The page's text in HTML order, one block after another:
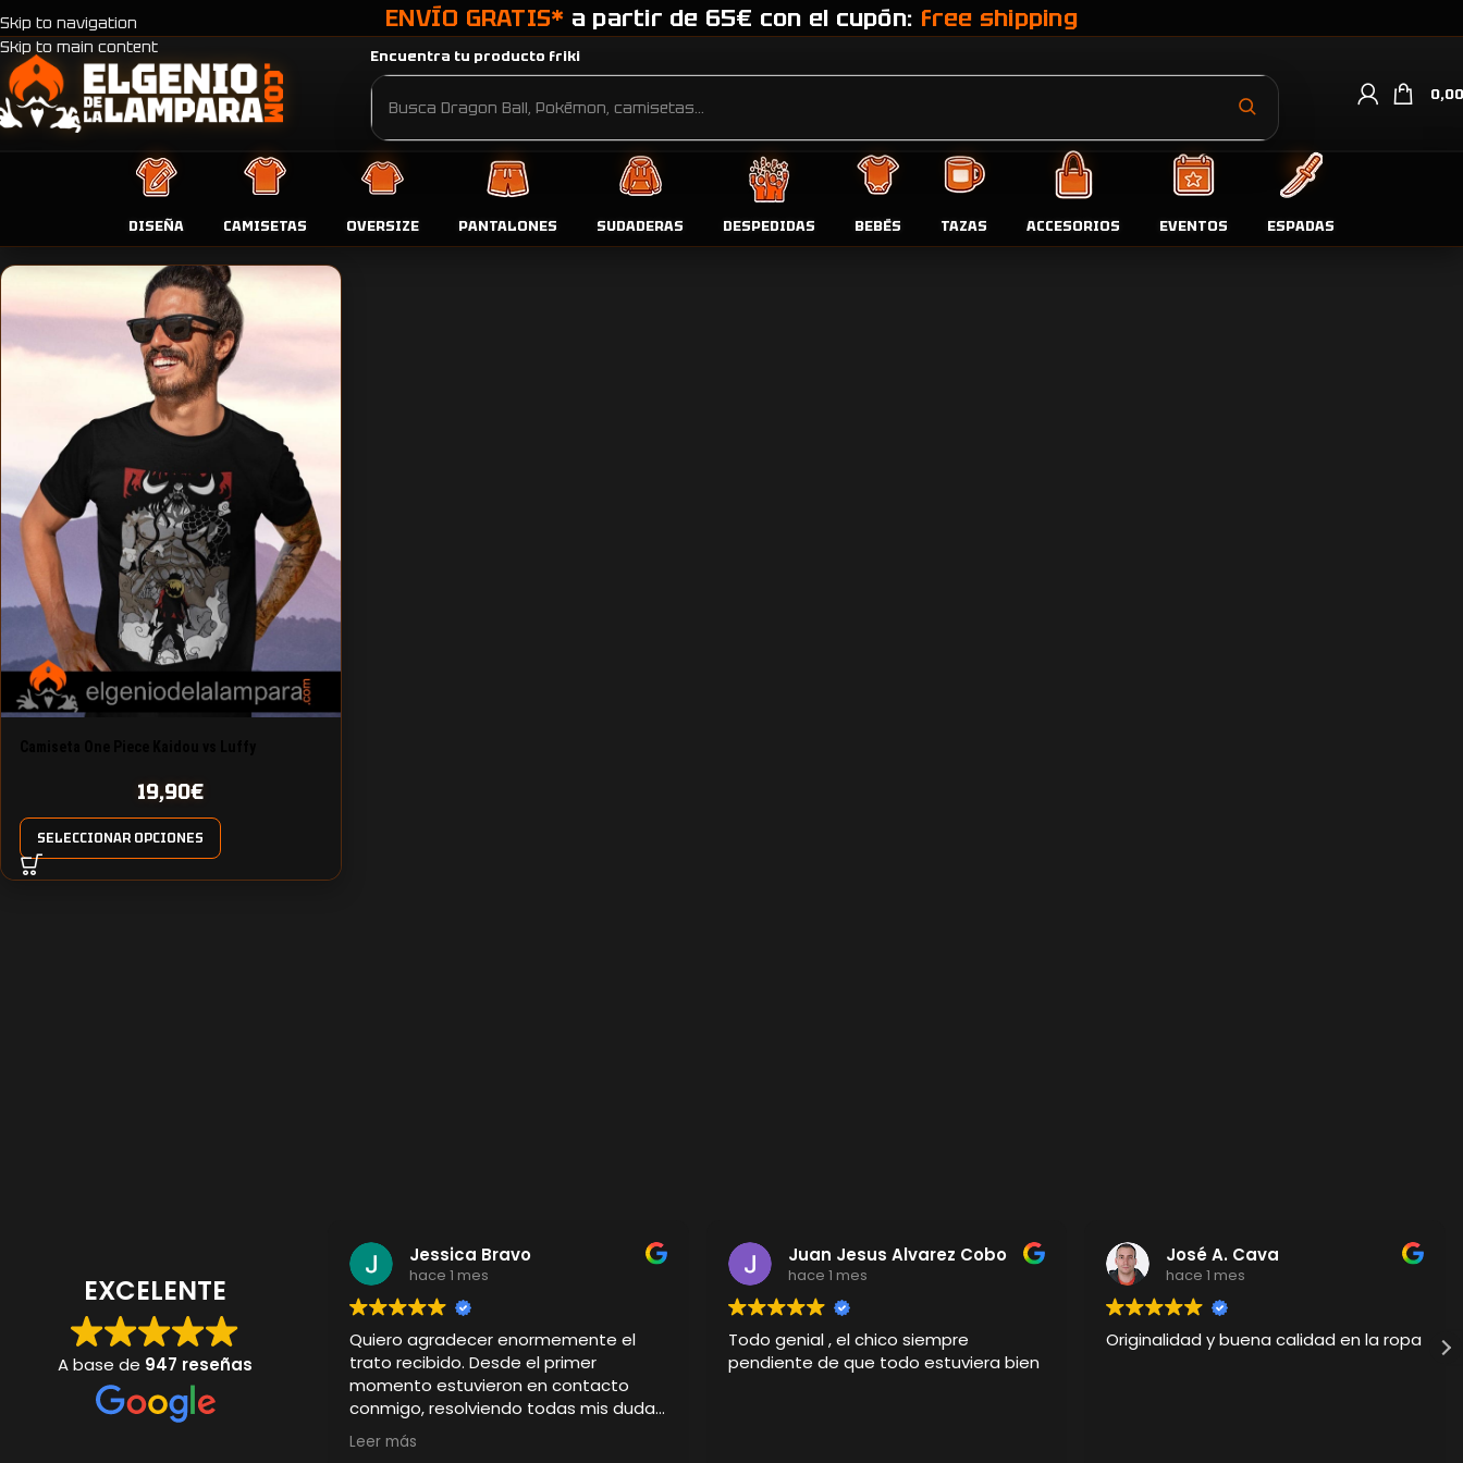
Skip to navigation
Skip to main content
ENVÍO GRATIS* a partir de 65€ con el cupón: free shipping
Encuentra tu producto friki
0,00
DISEÑA CAMISETAS OVERSIZE PANTALONES SUDADERAS DESPEDIDAS BEBÉS TAZAS ACCESORIOS EVENTOS ESPADAS
Productos etiquetados “Camiseta One Piece Kaidou vs Luffy” Productos por página 24 36
19,90€
SELECCIONAR OPCIONES
EXCELENTE
A base de 947 reseñas
Jessica Bravo
hace 1 mes
Quiero agradecer enormemente el
trato recibido. Desde el primer
momento estuvieron en contacto
conmigo, resolviendo todas mis dudas
y cuidando cada detalle del pedido.
La camiseta personalizada ha
Leer más
Juan Jesus Alvarez Cobo
hace 1 mes
Todo genial , el chico siempre
pendiente de que todo estuviera bien
José A. Cava
hace 1 mes
Originalidad y buena calidad en la ropa